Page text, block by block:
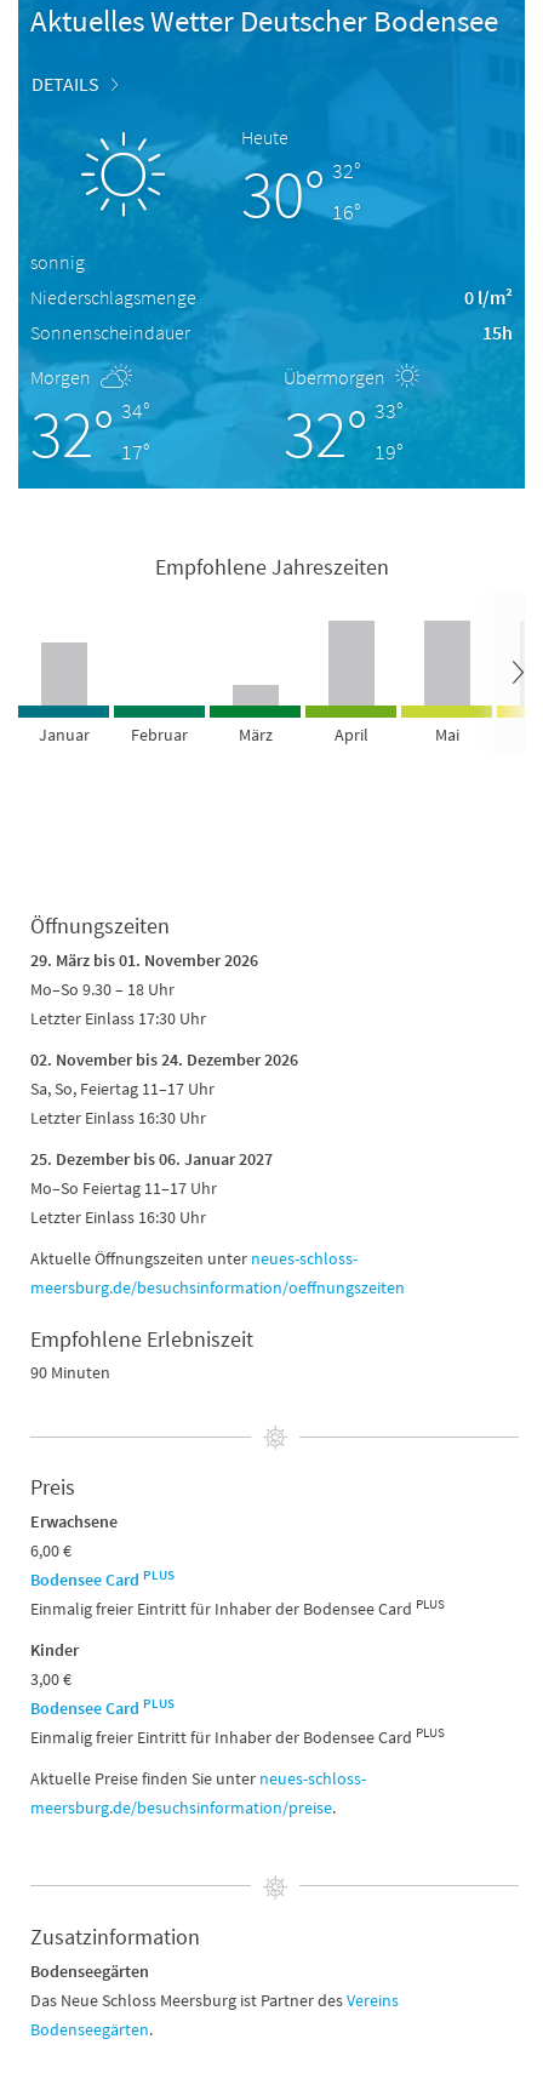
Aktuelles Wetter Deutscher Bodensee
DETAILS
Heute
30° 32°
16°
sonnig
Niederschlagsmenge
0 l/m²
Sonnenscheindauer
15h
Morgen
32° 34°
17°
Übermorgen
32° 33°
19°
Empfohlene Jahreszeiten
Januar Februar März April Mai
Öffnungszeiten
29. März bis 01. November 2026
Mo–So 9.30 – 18 Uhr
Letzter Einlass 17:30 Uhr
02. November bis 24. Dezember 2026
Sa, So, Feiertag 11–17 Uhr
Letzter Einlass 16:30 Uhr
25. Dezember bis 06. Januar 2027
Mo–So Feiertag 11–17 Uhr
Letzter Einlass 16:30 Uhr
Aktuelle Öffnungszeiten unter neues-schloss-
meersburg.de/besuchsinformation/oeffnungszeiten
Empfohlene Erlebniszeit
90 Minuten
Preis
Erwachsene
6,00 €
Bodensee Card PLUS
Einmalig freier Eintritt für Inhaber der Bodensee Card PLUS
Kinder
3,00 €
Bodensee Card PLUS
Einmalig freier Eintritt für Inhaber der Bodensee Card PLUS
Aktuelle Preise finden Sie unter neues-schloss-
meersburg.de/besuchsinformation/preise.
Zusatzinformation
Bodenseegärten
Das Neue Schloss Meersburg ist Partner desVereins
Bodenseegärten.